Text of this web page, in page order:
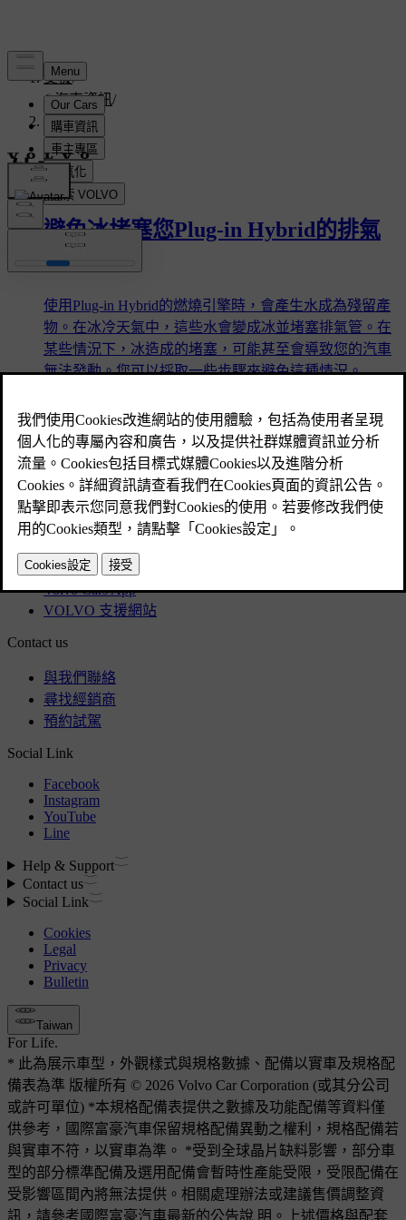
支援/
汽車資訊/
外部
外部
避免冰堵塞您Plug-in Hybrid的排氣
管
使用Plug-in Hybrid的燃燒引擎時，會產生水成為殘留產
物。在冰冷天氣中，這些水會變成冰並堵塞排氣管。在
某些情況下，冰造成的堵塞，可能甚至會導致您的汽車
無法發動。您可以採取一些步驟來避免這種情況。